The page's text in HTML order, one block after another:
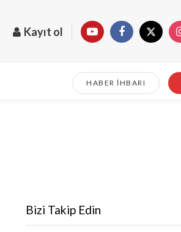
Kayıt ol
HABER İHBARI
Bizi Takip Edin